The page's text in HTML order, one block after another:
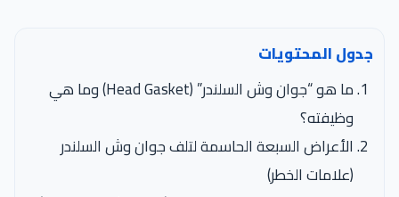
جدول المحتويات
ما هو “جوان وش السلندر” (Head Gasket) وما هي
وظيفته؟
الأعراض السبعة الحاسمة لتلف جوان وش السلندر
(علامات الخطر)